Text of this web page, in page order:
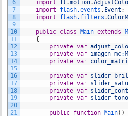
6
7
8
9
10
11
12
13
14
15
16
17
18
19
20
21
import
fl .motion.
import
flash.events . Event ;
import
flash.filters .
public class Main extends
{
private var
private var imagen_mc:
private var
private var
private var
private var
private var slider_tono
public function Main( )